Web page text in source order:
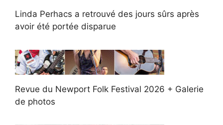
Linda Perhacs a retrouvé des jours sûrs après
avoir été portée disparue
Revue du Newport Folk Festival 2026 + Galerie
de photos